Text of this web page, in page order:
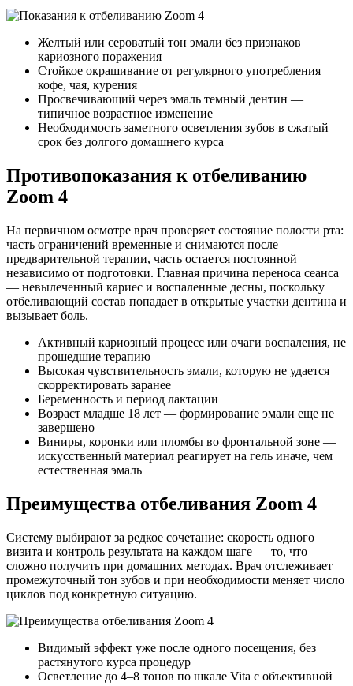
Желтый или сероватый тон эмали без признаков
кариозного поражения
Стойкое окрашивание от регулярного употребления
кофе, чая, курения
Просвечивающий через эмаль темный дентин —
типичное возрастное изменение
Необходимость заметного осветления зубов в сжатый
срок без долгого домашнего курса
Противопоказания к отбеливанию
Zoom 4
На первичном осмотре врач проверяет состояние полости рта:
часть ограничений временные и снимаются после
предварительной терапии, часть остается постоянной
независимо от подготовки. Главная причина переноса сеанса
— невылеченный кариес и воспаленные десны, поскольку
отбеливающий состав попадает в открытые участки дентина и
вызывает боль.
Активный кариозный процесс или очаги воспаления, не
прошедшие терапию
Высокая чувствительность эмали, которую не удается
скорректировать заранее
Беременность и период лактации
Возраст младше 18 лет — формирование эмали еще не
завершено
Виниры, коронки или пломбы во фронтальной зоне —
искусственный материал реагирует на гель иначе, чем
естественная эмаль
Преимущества отбеливания Zoom 4
Систему выбирают за редкое сочетание: скорость одного
визита и контроль результата на каждом шаге — то, что
сложно получить при домашних методах. Врач отслеживает
промежуточный тон зубов и при необходимости меняет число
циклов под конкретную ситуацию.
Видимый эффект уже после одного посещения, без
растянутого курса процедур
Осветление до 4–8 тонов по шкале Vita с объективной